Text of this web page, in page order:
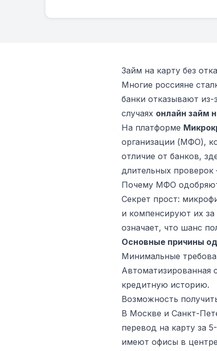
Займ на карту без
Многие россияне
банки отказывают из-
случаях онлайн займ
На платформе
организации (МФО),
отличие от банков,
длительных
Почему МФО
Секрет прост:
и компенсируют их за
означает, что шанс
Основные причины
Минимальные
Автоматизированная
кредитную историю.
Возможность
В Москве и Санкт-
перевод на карту за
имеют офисы в